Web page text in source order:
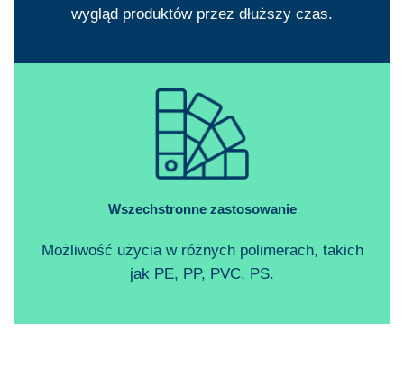
wygląd produktów przez dłuższy czas.
Wszechstronne zastosowanie
Możliwość użycia w różnych polimerach, takich
jak PE, PP, PVC, PS.